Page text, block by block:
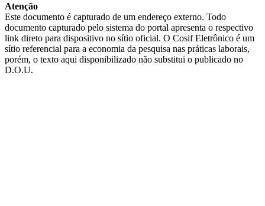
Atenção
Este documento é capturado de um endereço externo. Todo
documento capturado pelo sistema do portal apresenta o respectivo
link direto para dispositivo no sítio oficial. O Cosif Eletrônico é um
sítio referencial para a economia da pesquisa nas práticas laborais,
porém, o texto aqui disponibilizado não substitui o publicado no
D.O.U.